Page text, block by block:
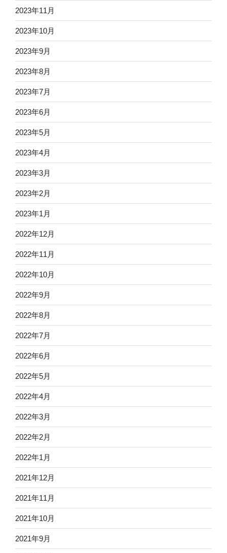
2023年11月
2023年10月
2023年9月
2023年8月
2023年7月
2023年6月
2023年5月
2023年4月
2023年3月
2023年2月
2023年1月
2022年12月
2022年11月
2022年10月
2022年9月
2022年8月
2022年7月
2022年6月
2022年5月
2022年4月
2022年3月
2022年2月
2022年1月
2021年12月
2021年11月
2021年10月
2021年9月